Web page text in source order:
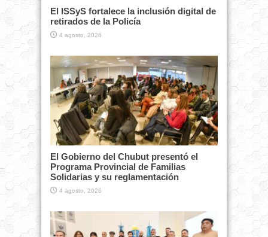
El ISSyS fortalece la inclusión digital de
retirados de la Policía
4 agosto, 2026
El Gobierno del Chubut presentó el
Programa Provincial de Familias
Solidarias y su reglamentación
4 agosto, 2026